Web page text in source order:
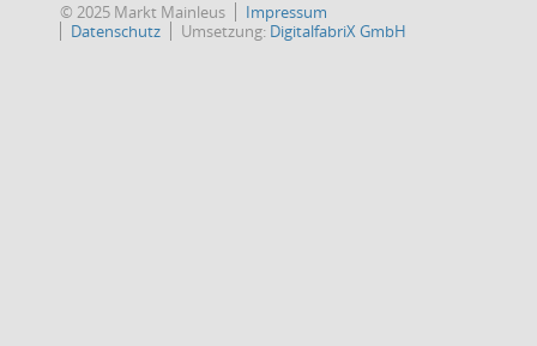
© 2025 Markt Mainleus
Impressum
Datenschutz
Umsetzung: DigitalfabriX GmbH